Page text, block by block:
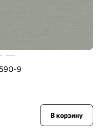
9
В корзину